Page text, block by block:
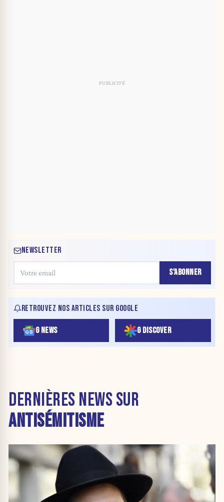
NEWSLETTER
S'ABONNER
RETROUVEZ NOS ARTICLES SUR GOOGLE
G NEWS G DISCOVER
DERNIÈRES NEWS SUR
ANTISÉMITISME